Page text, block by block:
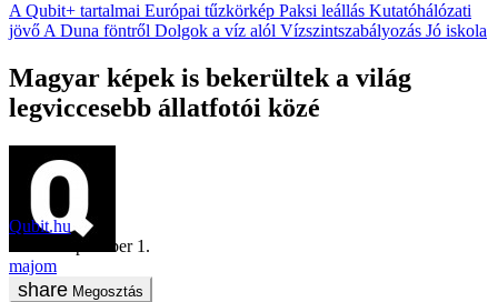
A Qubit+ tartalmai Európai tűzkörkép Paksi leállás Kutatóhálózati
jövő A Duna föntről Dolgok a víz alól Vízszintszabályozás Jó iskola
Magyar képek is bekerültek a világ
legviccesebb állatfotói közé
Qubit.hu
2021. szeptember 1.
majom
Megosztás